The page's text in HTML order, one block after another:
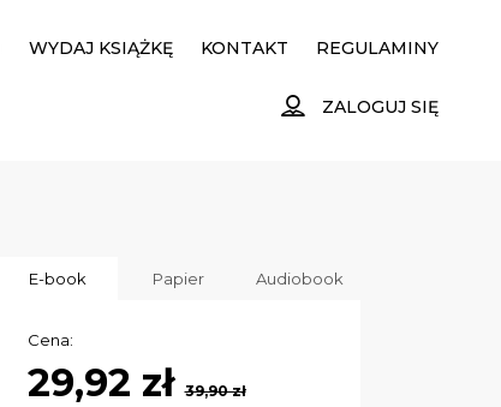
WYDAJ KSIĄŻKĘ KONTAKT REGULAMINY
ZALOGUJ SIĘ
E-book Papier Audiobook
Cena:
29,92 zł39,90 zł